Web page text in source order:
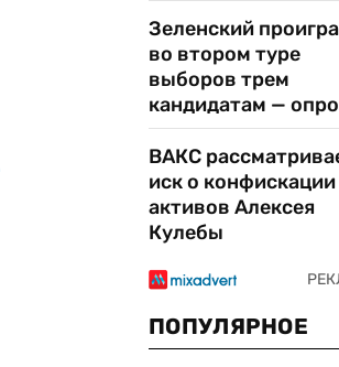
Зеленский
во втором туре
выборов трем
кандидатам —
ВАКС
иск о конфискации
активов Алексея
Кулебы
ПОПУЛЯРНОЕ